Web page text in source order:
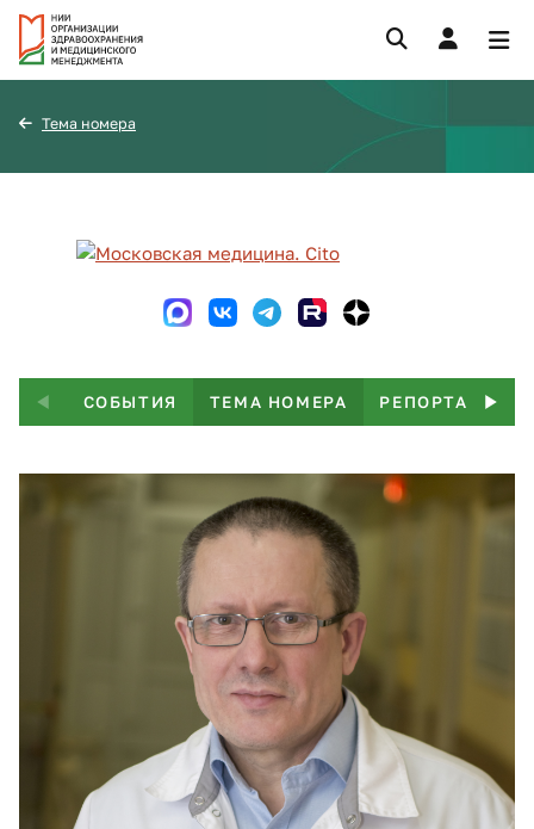
Тема номера
СОБЫТИЯ ТЕМА НОМЕРА РЕПОРТАЖ